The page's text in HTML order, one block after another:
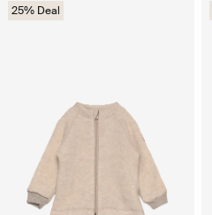
25% Deal